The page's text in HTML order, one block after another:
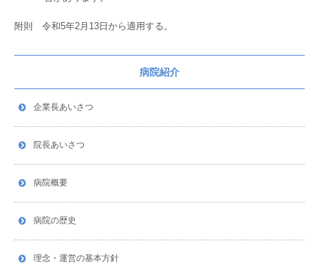
附則 令和5年2月13日から適用する。
病院紹介
企業長あいさつ
院長あいさつ
病院概要
病院の歴史
理念・運営の基本方針